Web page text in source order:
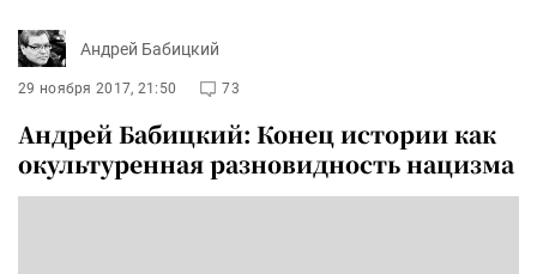
Андрей Бабицкий
29 ноября 2017, 21:50 73
Андрей Бабицкий: Конец истории как
окультуренная разновидность нацизма